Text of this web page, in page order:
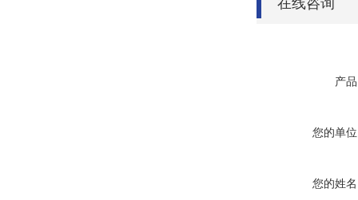
在线咨询
产
您的单
您的姓